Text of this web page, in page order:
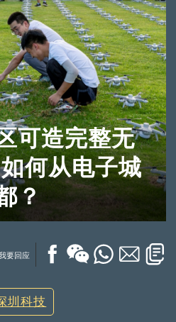
可造完整无
何从电子城
？
要回应
圳科技